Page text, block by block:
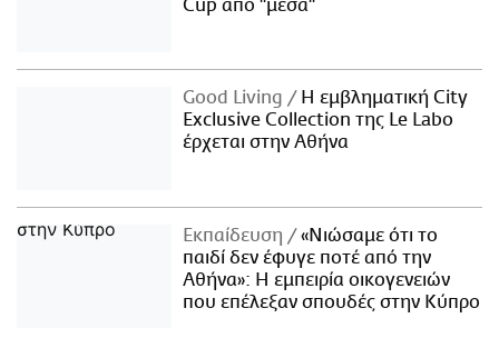
Cup από "μέσα"
Good Living
Η εμβληματική City
Exclusive Collection της Le Labo
έρχεται στην Αθήνα
Εκπαίδευση
«Νιώσαμε ότι το
παιδί δεν έφυγε ποτέ από την
Αθήνα»: Η εμπειρία οικογενειών
που επέλεξαν σπουδές στην Κύπρο